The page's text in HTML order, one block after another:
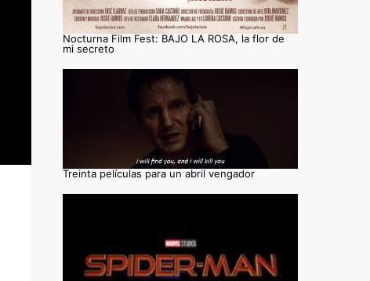
Nocturna Film Fest: BAJO LA ROSA, la flor de
mi secreto
Treinta películas para un abril vengador